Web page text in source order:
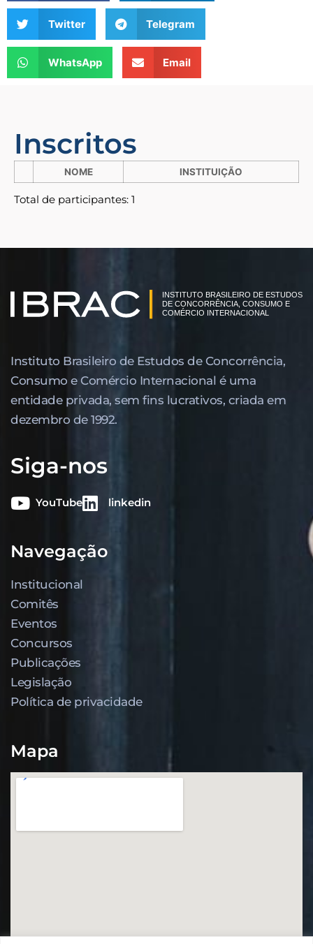
Twitter Telegram
WhatsApp Email
Inscritos
NOME INSTITUIÇÃO
Total de participantes: 1
Instituto Brasileiro de Estudos de Concor­rência,
Consumo e Comércio Internacional é uma
entidade privada, sem fins lucrativos, criada em
dezembro de 1992.
Siga-nos
YouTube linkedin
Navegação
Institucional
Comitês
Eventos
Concursos
Publicações
Legislação
Política de privacidade
Mapa